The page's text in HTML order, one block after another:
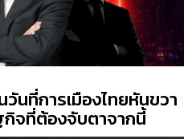
วันที่การเมืองไทยหันขวา
กิจที่ต้องจับตาจากนี้